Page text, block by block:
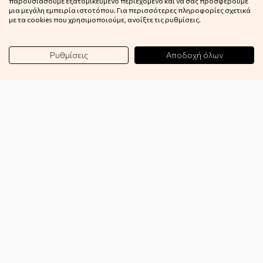
Πληροφορίες αποστολής
Όροι χρήσης
μια μεγάλη εμπειρία ιστοτόπου. Για περισσότερες πληροφορίες σχετικά
με τα cookies που χρησιμοποιούμε, ανοίξτε τις ρυθμίσεις.
Ρυθμίσεις Αποδοχή όλων